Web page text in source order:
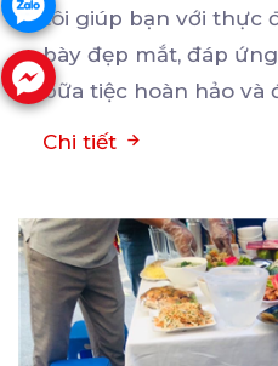
tôi giúp bạn với thực
bày đẹp mắt, đáp
bữa tiệc hoàn hảo và
Chi tiết